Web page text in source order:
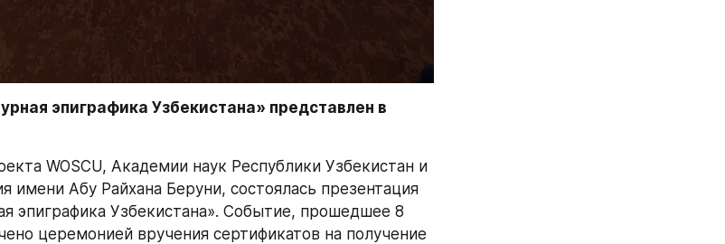
эпиграфика Узбекистана» представлен в
WOSCU, Академии наук Республики Узбекистан и
имени Абу Райхана Беруни, состоялась презентация
эпиграфика Узбекистана». Событие, прошедшее 8
церемонией вручения сертификатов на получение